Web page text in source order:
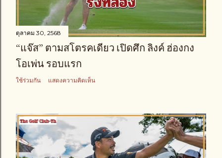
ตุลาคม 30, 2568
“แจ๊ส” ตามสโตรคเดียว เปิดศึก ลิงค์ ฮ่องกง
โอเพ่น รอบแรก
ใช้ร่วมกัน แสดงความคิดเห็น